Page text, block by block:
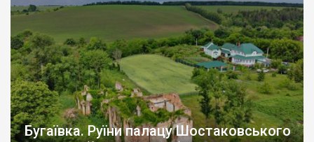
Бугаївка. Руїни палацу Шостаковського